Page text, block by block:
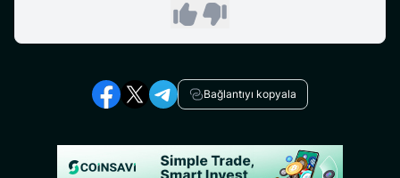
Bağlantıyı kopyala